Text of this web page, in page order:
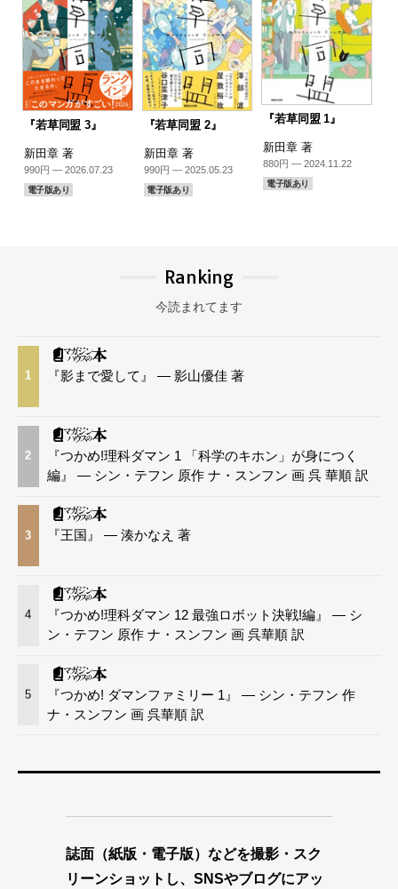
『若草同盟 3』
新田章 著
990円 — 2026.07.23
電子版あり
『若草同盟 2』
新田章 著
990円 — 2025.05.23
電子版あり
『若草同盟 1』
新田章 著
880円 — 2024.11.22
電子版あり
Ranking
今読まれてます
1 『影まで愛して』 — 影山優佳 著
2
『つかめ!理科ダマン 1 「科学のキホン」が身につく
編』 — シン・テフン 原作 ナ・スンフン 画 呉 華順 訳
3 『王国』 — 湊かなえ 著
4
『つかめ!理科ダマン 12 最強ロボット決戦!編』 — シ
ン・テフン 原作 ナ・スンフン 画 呉華順 訳
5
『つかめ! ダマンファミリー 1』 — シン・テフン 作
ナ・スンフン 画 呉華順 訳
誌面（紙版・電子版）などを撮影・スク
リーンショットし、SNSやブログにアッ